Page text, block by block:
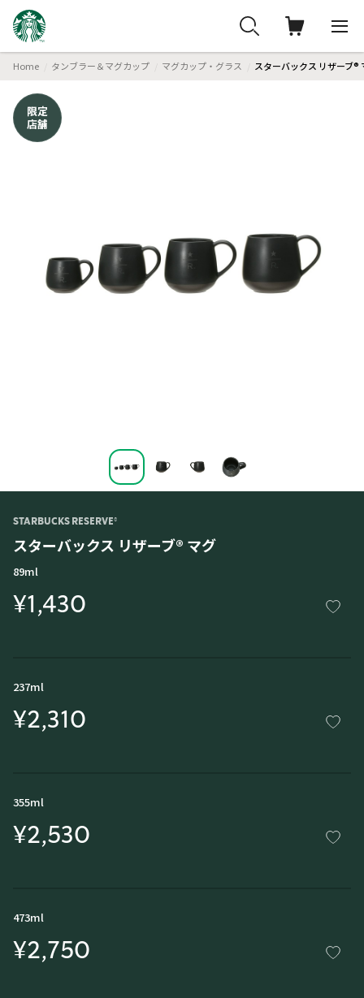
Home タンブラー＆マグカップ マグカップ・グラス スターバックス リザーブ®
限定
店舗
STARBUCKS RESERVE®
スターバックス リザーブ® マグ
89ml
¥1,430
237ml
¥2,310
355ml
¥2,530
473ml
¥2,750